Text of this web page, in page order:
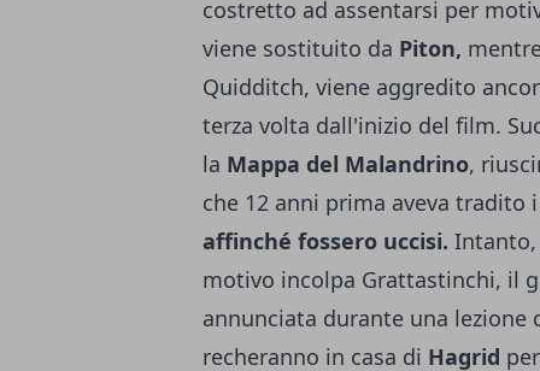
costretto ad assentarsi per
viene sostituito da Piton,
Quidditch, viene aggredito
terza volta dall'inizio del film.
la Mappa del Malandrino,
che 12 anni prima aveva
affinché fossero uccisi. Intanto,
motivo incolpa Grattastinchi, il
annunciata durante una
recheranno in casa di Hagrid